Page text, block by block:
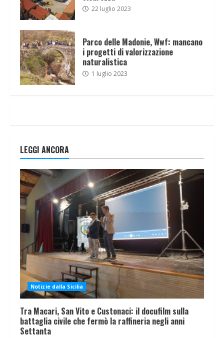
22 luglio 2023
Parco delle Madonie, Wwf: mancano
i progetti di valorizzazione
naturalistica
1 luglio 2023
LEGGI ANCORA
Notizie dalla Sicilia
Tra Macari, San Vito e Custonaci: il docufilm sulla
battaglia civile che fermò la raffineria negli anni
Settanta